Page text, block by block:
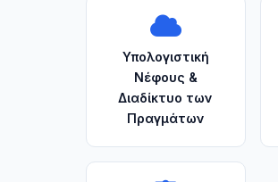
Υπολογιστική
Νέφους &
Διαδίκτυο των
Πραγμάτων